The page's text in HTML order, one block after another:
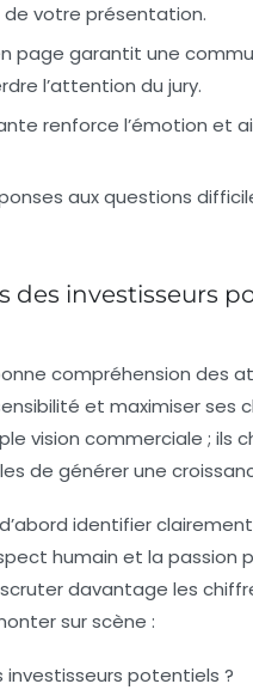
votre présentation.
page garantit une
l’attention du jury.
renforce l’émotion et
aux questions
des investisseurs
compréhension des
et maximiser ses
vision commerciale ; ils
de générer une
identifier
humain et la passion
davantage les
sur scène :
potentiels ?